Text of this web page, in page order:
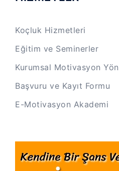
Koçluk Hizmetleri
Eğitim ve Seminerler
Kurumsal Motivasyon
Başvuru ve Kayıt Formu
E-Motivasyon Akademi